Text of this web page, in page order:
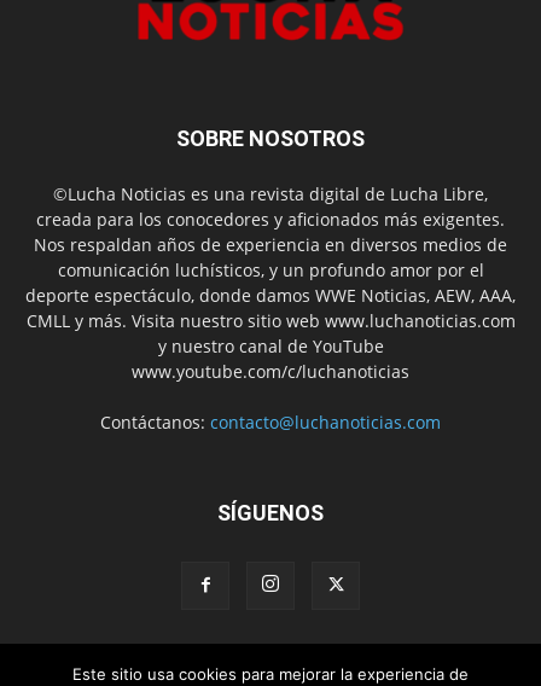
SOBRE NOSOTROS
©Lucha Noticias es una revista digital de Lucha Libre,
creada para los conocedores y aficionados más exigentes.
Nos respaldan años de experiencia en diversos medios de
comunicación luchísticos, y un profundo amor por el
deporte espectáculo, donde damos WWE Noticias, AEW, AAA,
CMLL y más. Visita nuestro sitio web www.luchanoticias.com
y nuestro canal de YouTube
www.youtube.com/c/luchanoticias
Contáctanos: contacto@luchanoticias.com
SÍGUENOS
WWE Noticias WWE AEW Lucha Libre Mexicana
Este sitio usa cookies para mejorar la experiencia de